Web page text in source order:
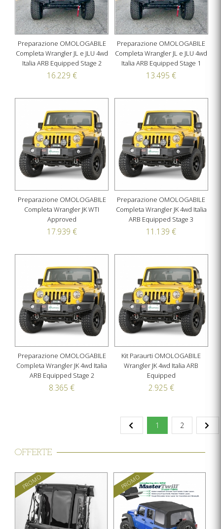
Preparazione OMOLOGABILE
Completa Wrangler JL e JLU 4wd
Italia ARB Equipped Stage 2
16.229 €
Preparazione OMOLOGABILE
Completa Wrangler JL e JLU 4wd
Italia ARB Equipped Stage 1
13.495 €
Preparazione OMOLOGABILE
Completa Wrangler JK WTI
Approved
17.939 €
Preparazione OMOLOGABILE
Completa Wrangler JK 4wd Italia
ARB Equipped Stage 3
11.139 €
Preparazione OMOLOGABILE
Completa Wrangler JK 4wd Italia
ARB Equipped Stage 2
8.365 €
Kit Paraurti OMOLOGABILE
Wrangler JK 4wd Italia ARB
Equipped
2.925 €
1 2
OFFERTE
PROMO PROMO